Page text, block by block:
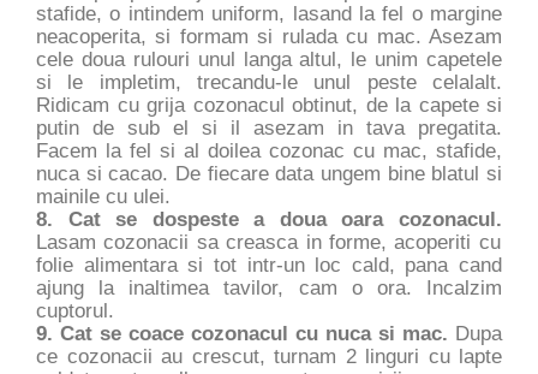
stafide, o intindem uniform, lasand la fel o margine
neacoperita, si formam si rulada cu mac. Asezam
cele doua rulouri unul langa altul, le unim capetele
si le impletim, trecandu-le unul peste celalalt.
Ridicam cu grija cozonacul obtinut, de la capete si
putin de sub el si il asezam in tava pregatita.
Facem la fel si al doilea cozonac cu mac, stafide,
nuca si cacao. De fiecare data ungem bine blatul si
mainile cu ulei.
8. Cat se dospeste a doua oara cozonacul.
Lasam cozonacii sa creasca in forme, acoperiti cu
folie alimentara si tot intr-un loc cald, pana cand
ajung la inaltimea tavilor, cam o ora. Incalzim
cuptorul.
9. Cat se coace cozonacul cu nuca si mac. Dupa
ce cozonacii au crescut, turnam 2 linguri cu lapte